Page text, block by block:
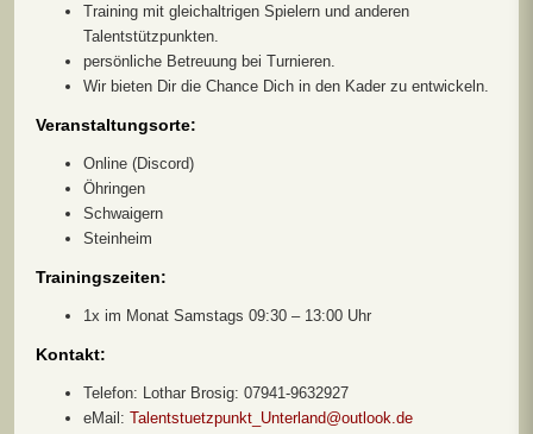
Training mit gleichaltrigen Spielern und anderen
Talentstützpunkten.
persönliche Betreuung bei Turnieren.
Wir bieten Dir die Chance Dich in den Kader zu entwickeln.
Veranstaltungsorte:
Online (Discord)
Öhringen
Schwaigern
Steinheim
Trainingszeiten:
1x im Monat Samstags 09:30 – 13:00 Uhr
Kontakt:
Telefon: Lothar Brosig: 07941-9632927
eMail: Talentstuetzpunkt_Unterland@outlook.de